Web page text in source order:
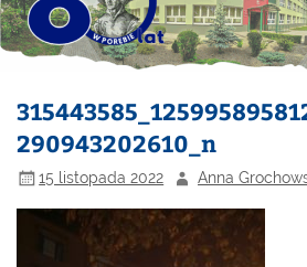
290943202610_n
15 listopada 2022 Anna